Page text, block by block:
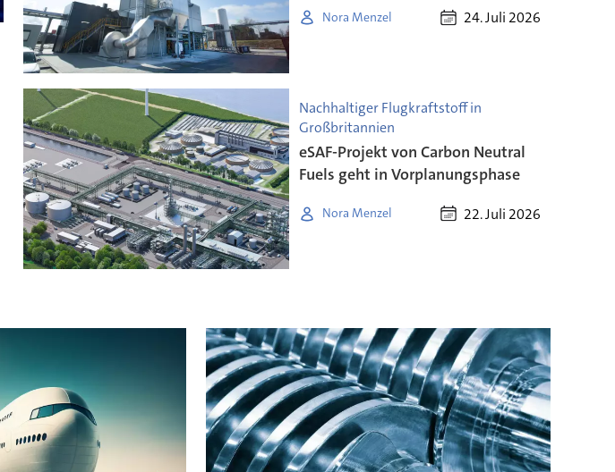
Nora Menzel 24. Juli 2026
Nachhaltiger Flugkraftstoff in
Großbritannien
eSAF-Projekt von Carbon Neutral
Fuels geht in Vorplanungsphase
Nora Menzel 22. Juli 2026